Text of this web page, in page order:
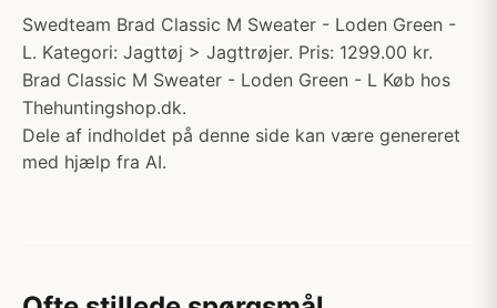
Swedteam Brad Classic M Sweater - Loden Green -
L. Kategori: Jagttøj > Jagttrøjer. Pris: 1299.00 kr.
Brad Classic M Sweater - Loden Green - L Køb hos
Thehuntingshop.dk.
Dele af indholdet på denne side kan være genereret
med hjælp fra AI.